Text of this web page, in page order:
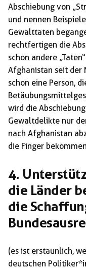
Abschiebung von
und nennen
Gewalttaten
rechtfertigen die
schon andere
Afghanistan seit der
schon eine Person,
wird die
Gewaltdelikte nur
nach Afghanistan
die Finger
4.
die Länder
die
(es ist erstaunlich,
deutschen